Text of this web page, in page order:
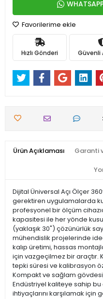
Favorilerime ekle
Hızlı Gönderi Güvenli
Ürün Açıklaması Garanti
Dijital Üniversal Açı Ölçer
gerektiren uygulamalarda
profesyonel bir ölçüm
kapasitesi ile her yönde
(yaklaşık 30") çözünürlük
mühendislik projelerinde
kalıp üretimi, hassas
için vazgeçilmez bir araçtır.
tepki süresi ve kalibrasyon
Kompakt ve sağlam
Endüstriyel kaliteye sahip
ihtiyaçlarını karşılamak için